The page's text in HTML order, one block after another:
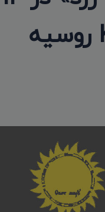
امین دوره جشنواره بین المللی KinoFest روسیه